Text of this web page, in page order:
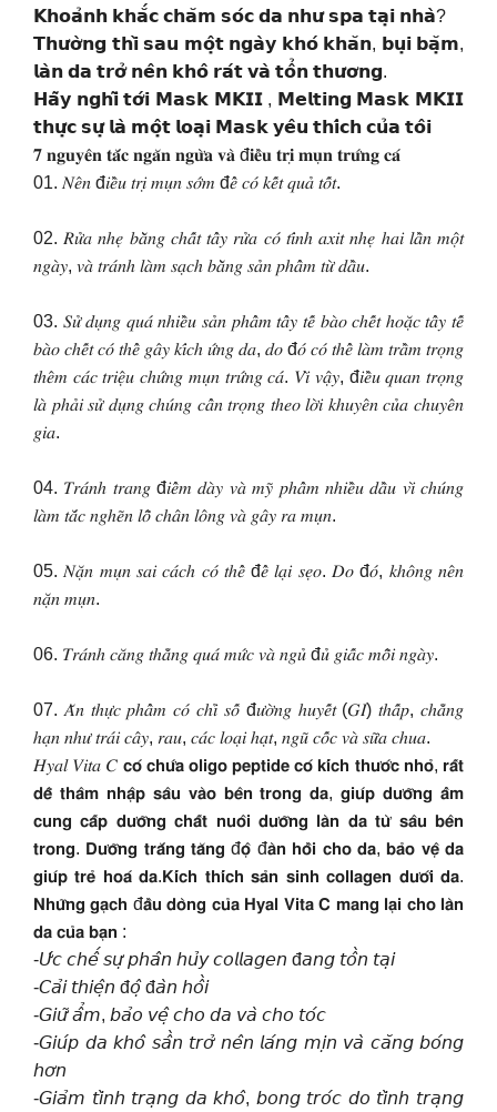
𝗞𝗵𝗼𝗮̉𝗻𝗵 𝗸𝗵𝗮̆́𝗰 𝗰𝗵𝗮̆𝗺 𝘀𝗼́𝗰 𝗱𝗮 𝗻𝗵𝘂̛ 𝘀𝗽𝗮 𝘁𝗮̣𝗶 𝗻𝗵𝗮̀?
𝗧𝗵𝘂̛𝗼̛̀𝗻𝗴 𝘁𝗵𝗶̀ 𝘀𝗮𝘂 𝗺𝗼̣̂𝘁 𝗻𝗴𝗮̀𝘆 𝗸𝗵𝗼́ 𝗸𝗵𝗮̆𝗻, 𝗯𝘂̣𝗶 𝗯𝗮̣̆𝗺,
𝗹𝗮̀𝗻 𝗱𝗮 𝘁𝗿𝗼̛̉ 𝗻𝗲̂𝗻 𝗸𝗵𝗼̂ 𝗿𝗮́𝘁 𝘃𝗮̀ 𝘁𝗼̂̉𝗻 𝘁𝗵𝘂̛𝗼̛𝗻𝗴.
𝗛𝗮̃𝘆 𝗻𝗴𝗵𝗶̃ 𝘁𝗼̛́𝗶 𝗠𝗮𝘀𝗸 𝗠𝗞𝗜𝗜 , 𝗠𝗲𝗹𝘁𝗶𝗻𝗴 𝗠𝗮𝘀𝗸 𝗠𝗞𝗜𝗜
𝘁𝗵𝘂̛̣𝗰 𝘀𝘂̛̣ 𝗹𝗮̀ 𝗺𝗼̣̂𝘁 𝗹𝗼𝗮̣𝗶 𝗠𝗮𝘀𝗸 𝘆𝗲̂𝘂 𝘁𝗵𝗶́𝗰𝗵 𝗰𝘂̉𝗮 𝘁𝗼̂𝗶
𝟕 𝐧𝐠𝐮𝐲𝐞̂𝐧 𝐭𝐚̆́𝐜 𝐧𝐠𝐚̆𝐧 𝐧𝐠𝐮̛̀𝐚 𝐯𝐚̀ đ𝐢𝐞̂̀𝐮 𝐭𝐫𝐢̣ 𝐦𝐮̣𝐧 𝐭𝐫𝐮̛́𝐧𝐠 𝐜𝐚́
01. 𝑁𝑒̂𝑛 đ𝑖𝑒̂̀𝑢 𝑡𝑟𝑖̣ 𝑚𝑢̣𝑛 𝑠𝑜̛́𝑚 đ𝑒̂̉ 𝑐𝑜́ 𝑘𝑒̂́𝑡 𝑞𝑢𝑎̉ 𝑡𝑜̂́𝑡.
02. 𝑅𝑢̛̉𝑎 𝑛ℎ𝑒̣ 𝑏𝑎̆̀𝑛𝑔 𝑐ℎ𝑎̂́𝑡 𝑡𝑎̂̉𝑦 𝑟𝑢̛̉𝑎 𝑐𝑜́ 𝑡𝑖́𝑛ℎ 𝑎𝑥𝑖𝑡 𝑛ℎ𝑒̣ ℎ𝑎𝑖 𝑙𝑎̂̀𝑛 𝑚𝑜̣̂𝑡
𝑛𝑔𝑎̀𝑦, 𝑣𝑎̀ 𝑡𝑟𝑎́𝑛ℎ 𝑙𝑎̀𝑚 𝑠𝑎̣𝑐ℎ 𝑏𝑎̆̀𝑛𝑔 𝑠𝑎̉𝑛 𝑝ℎ𝑎̂̉𝑚 𝑡𝑢̛̀ 𝑑𝑎̂̀𝑢.
03. 𝑆𝑢̛̉ 𝑑𝑢̣𝑛𝑔 𝑞𝑢𝑎́ 𝑛ℎ𝑖𝑒̂̀𝑢 𝑠𝑎̉𝑛 𝑝ℎ𝑎̂̉𝑚 𝑡𝑎̂̉𝑦 𝑡𝑒̂́ 𝑏𝑎̀𝑜 𝑐ℎ𝑒̂́𝑡 ℎ𝑜𝑎̣̆𝑐 𝑡𝑎̂̉𝑦 𝑡𝑒̂́
𝑏𝑎̀𝑜 𝑐ℎ𝑒̂́𝑡 𝑐𝑜́ 𝑡ℎ𝑒̂̉ 𝑔𝑎̂𝑦 𝑘𝑖́𝑐ℎ 𝑢̛́𝑛𝑔 𝑑𝑎, 𝑑𝑜 đ𝑜́ 𝑐𝑜́ 𝑡ℎ𝑒̂̉ 𝑙𝑎̀𝑚 𝑡𝑟𝑎̂̀𝑚 𝑡𝑟𝑜̣𝑛𝑔
𝑡ℎ𝑒̂𝑚 𝑐𝑎́𝑐 𝑡𝑟𝑖𝑒̣̂𝑢 𝑐ℎ𝑢̛́𝑛𝑔 𝑚𝑢̣𝑛 𝑡𝑟𝑢̛́𝑛𝑔 𝑐𝑎́. 𝑉𝑖̀ 𝑣𝑎̣̂𝑦, đ𝑖𝑒̂̀𝑢 𝑞𝑢𝑎𝑛 𝑡𝑟𝑜̣𝑛𝑔
𝑙𝑎̀ 𝑝ℎ𝑎̉𝑖 𝑠𝑢̛̉ 𝑑𝑢̣𝑛𝑔 𝑐ℎ𝑢́𝑛𝑔 𝑐𝑎̂̉𝑛 𝑡𝑟𝑜̣𝑛𝑔 𝑡ℎ𝑒𝑜 𝑙𝑜̛̀𝑖 𝑘ℎ𝑢𝑦𝑒̂𝑛 𝑐𝑢̉𝑎 𝑐ℎ𝑢𝑦𝑒̂𝑛
𝑔𝑖𝑎.
04. 𝑇𝑟𝑎́𝑛ℎ 𝑡𝑟𝑎𝑛𝑔 đ𝑖𝑒̂̉𝑚 𝑑𝑎̀𝑦 𝑣𝑎̀ 𝑚𝑦̃ 𝑝ℎ𝑎̂̉𝑚 𝑛ℎ𝑖𝑒̂̀𝑢 𝑑𝑎̂̀𝑢 𝑣𝑖̀ 𝑐ℎ𝑢́𝑛𝑔
𝑙𝑎̀𝑚 𝑡𝑎̆́𝑐 𝑛𝑔ℎ𝑒̃𝑛 𝑙𝑜̂̃ 𝑐ℎ𝑎̂𝑛 𝑙𝑜̂𝑛𝑔 𝑣𝑎̀ 𝑔𝑎̂𝑦 𝑟𝑎 𝑚𝑢̣𝑛.
05. 𝑁𝑎̣̆𝑛 𝑚𝑢̣𝑛 𝑠𝑎𝑖 𝑐𝑎́𝑐ℎ 𝑐𝑜́ 𝑡ℎ𝑒̂̉ đ𝑒̂̉ 𝑙𝑎̣𝑖 𝑠𝑒̣𝑜. 𝐷𝑜 đ𝑜́, 𝑘ℎ𝑜̂𝑛𝑔 𝑛𝑒̂𝑛
𝑛𝑎̣̆𝑛 𝑚𝑢̣𝑛.
06. 𝑇𝑟𝑎́𝑛ℎ 𝑐𝑎̆𝑛𝑔 𝑡ℎ𝑎̆̉𝑛𝑔 𝑞𝑢𝑎́ 𝑚𝑢̛́𝑐 𝑣𝑎̀ 𝑛𝑔𝑢̉ đ𝑢̉ 𝑔𝑖𝑎̂́𝑐 𝑚𝑜̂̃𝑖 𝑛𝑔𝑎̀𝑦.
07. 𝐴̆𝑛 𝑡ℎ𝑢̛̣𝑐 𝑝ℎ𝑎̂̉𝑚 𝑐𝑜́ 𝑐ℎ𝑖̉ 𝑠𝑜̂́ đ𝑢̛𝑜̛̀𝑛𝑔 ℎ𝑢𝑦𝑒̂́𝑡 (𝐺𝐼) 𝑡ℎ𝑎̂́𝑝, 𝑐ℎ𝑎̆̉𝑛𝑔
ℎ𝑎̣𝑛 𝑛ℎ𝑢̛ 𝑡𝑟𝑎́𝑖 𝑐𝑎̂𝑦, 𝑟𝑎𝑢, 𝑐𝑎́𝑐 𝑙𝑜𝑎̣𝑖 ℎ𝑎̣𝑡, 𝑛𝑔𝑢̃ 𝑐𝑜̂́𝑐 𝑣𝑎̀ 𝑠𝑢̛̃𝑎 𝑐ℎ𝑢𝑎.
𝐻𝑦𝑎𝑙 𝑉𝑖𝑡𝑎 𝐶 𝗰𝗼́ 𝗰𝗵𝘂̛́𝗮 𝗼𝗹𝗶𝗴𝗼 𝗽𝗲𝗽𝘁𝗶𝗱𝗲 𝗰𝗼́ 𝗸𝗶́𝗰𝗵 𝘁𝗵𝘂̛𝗼̛́𝗰 𝗻𝗵𝗼̉, 𝗿𝗮̂́𝘁
𝗱𝗲̂̃ 𝘁𝗵𝗮̂𝗺 𝗻𝗵𝗮̣̂𝗽 𝘀𝗮̂𝘂 𝘃𝗮̀𝗼 𝗯𝗲̂𝗻 𝘁𝗿𝗼𝗻𝗴 𝗱𝗮, 𝗴𝗶𝘂́𝗽 𝗱𝘂̛𝗼̛̃𝗻𝗴 𝗮̂̉𝗺
𝗰𝘂𝗻𝗴 𝗰𝗮̂́𝗽 𝗱𝘂̛𝗼̛̃𝗻𝗴 𝗰𝗵𝗮̂́𝘁 𝗻𝘂𝗼̂𝗶 𝗱𝘂̛𝗼̛̃𝗻𝗴 𝗹𝗮̀𝗻 𝗱𝗮 𝘁𝘂̛̀ 𝘀𝗮̂𝘂 𝗯𝗲̂𝗻
𝘁𝗿𝗼𝗻𝗴. 𝗗𝘂̛𝗼̛̃𝗻𝗴 𝘁𝗿𝗮̆́𝗻𝗴 𝘁𝗮̆𝗻𝗴 đ𝗼̣̂ đ𝗮̀𝗻 𝗵𝗼̂̀𝗶 𝗰𝗵𝗼 𝗱𝗮, 𝗯𝗮̉𝗼 𝘃𝗲̣̂ 𝗱𝗮
𝗴𝗶𝘂́𝗽 𝘁𝗿𝗲̉ 𝗵𝗼𝗮́ 𝗱𝗮.𝗞𝗶́𝗰𝗵 𝘁𝗵𝗶́𝗰𝗵 𝘀𝗮̉𝗻 𝘀𝗶𝗻𝗵 𝗰𝗼𝗹𝗹𝗮𝗴𝗲𝗻 𝗱𝘂̛𝗼̛́𝗶 𝗱𝗮.
𝗡𝗵𝘂̛̃𝗻𝗴 𝗴𝗮̣𝗰𝗵 đ𝗮̂̀𝘂 𝗱𝗼̀𝗻𝗴 𝗰𝘂̉𝗮 𝗛𝘆𝗮𝗹 𝗩𝗶𝘁𝗮 𝗖 𝗺𝗮𝗻𝗴 𝗹𝗮̣𝗶 𝗰𝗵𝗼 𝗹𝗮̀𝗻
𝗱𝗮 𝗰𝘂̉𝗮 𝗯𝗮̣𝗻 :
-𝘜̛́𝘤 𝘤𝘩𝘦̂́ 𝘴𝘶̛̣ 𝘱𝘩𝘢̂𝘯 𝘩𝘶̉𝘺 𝘤𝘰𝘭𝘭𝘢𝘨𝘦𝘯 đ𝘢𝘯𝘨 𝘵𝘰̂̀𝘯 𝘵𝘢̣𝘪
-𝘊𝘢̉𝘪 𝘵𝘩𝘪𝘦̣̂𝘯 đ𝘰̣̂ đ𝘢̀𝘯 𝘩𝘰̂̀𝘪
-𝘎𝘪𝘶̛̃ 𝘢̂̉𝘮, 𝘣𝘢̉𝘰 𝘷𝘦̣̂ 𝘤𝘩𝘰 𝘥𝘢 𝘷𝘢̀ 𝘤𝘩𝘰 𝘵𝘰́𝘤
-𝘎𝘪𝘶́𝘱 𝘥𝘢 𝘬𝘩𝘰̂ 𝘴𝘢̂̀𝘯 𝘵𝘳𝘰̛̉ 𝘯𝘦̂𝘯 𝘭𝘢́𝘯𝘨 𝘮𝘪̣𝘯 𝘷𝘢̀ 𝘤𝘢̆𝘯𝘨 𝘣𝘰́𝘯𝘨
𝘩𝘰̛𝘯
-𝘎𝘪𝘢̉𝘮 𝘵𝘪̀𝘯𝘩 𝘵𝘳𝘢̣𝘯𝘨 𝘥𝘢 𝘬𝘩𝘰̂, 𝘣𝘰𝘯𝘨 𝘵𝘳𝘰́𝘤 𝘥𝘰 𝘵𝘪̀𝘯𝘩 𝘵𝘳𝘢̣𝘯𝘨